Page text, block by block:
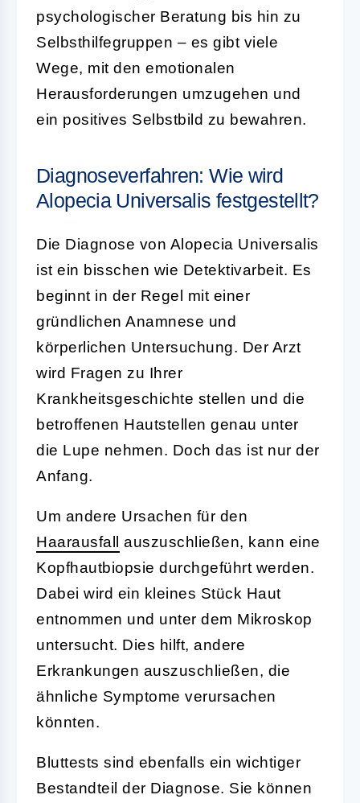
psychologischer Beratung bis hin zu
Selbsthilfegruppen – es gibt viele
Wege, mit den emotionalen
Herausforderungen umzugehen und
ein positives Selbstbild zu bewahren.
Diagnoseverfahren: Wie wird
Alopecia Universalis festgestellt?
Die Diagnose von Alopecia Universalis
ist ein bisschen wie Detektivarbeit. Es
beginnt in der Regel mit einer
gründlichen Anamnese und
körperlichen Untersuchung. Der Arzt
wird Fragen zu Ihrer
Krankheitsgeschichte stellen und die
betroffenen Hautstellen genau unter
die Lupe nehmen. Doch das ist nur der
Anfang.
Um andere Ursachen für den
Haarausfall
auszuschließen, kann eine
Kopfhautbiopsie durchgeführt werden.
Dabei wird ein kleines Stück Haut
entnommen und unter dem Mikroskop
untersucht. Dies hilft, andere
Erkrankungen auszuschließen, die
ähnliche Symptome verursachen
könnten.
Bluttests sind ebenfalls ein wichtiger
Bestandteil der Diagnose. Sie können